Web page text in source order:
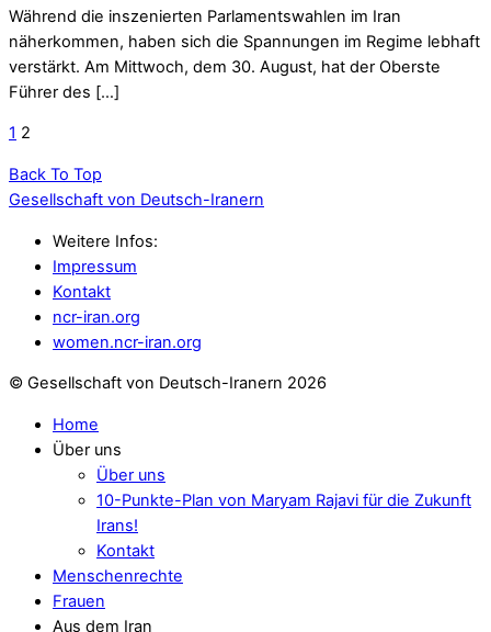
Während die inszenierten Parlamentswahlen im Iran
näherkommen, haben sich die Spannungen im Regime lebhaft
verstärkt. Am Mittwoch, dem 30. August, hat der Oberste
Führer des […]
1 2
Back To Top
Gesellschaft von Deutsch-Iranern
Weitere Infos:
Impressum
Kontakt
ncr-iran.org
women.ncr-iran.org
© Gesellschaft von Deutsch-Iranern 2026
Home
Über uns
Über uns
10-Punkte-Plan von Maryam Rajavi für die Zukunft
Irans!
Kontakt
Menschenrechte
Frauen
Aus dem Iran